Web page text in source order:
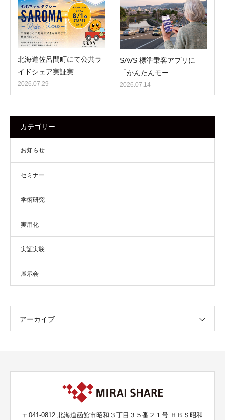
北海道佐呂間町にて公共ラ
イドシェア実証実…
2026.07.29
SAVS 標準乗客アプリに
「かんたんモー…
2026.07.14
カテゴリー
お知らせ
セミナー
学術研究
実用化
実証実験
展示会
アーカイブ
〒041-0812 北海道函館市昭和３丁目３５番２１号 ＨＢＳ昭和